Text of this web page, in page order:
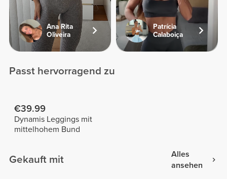
Ana Rita
Oliveira
Patrícia
Calaboiça
Passt hervorragend zu
€39.99
Dynamis Leggings mit
mittelhohem Bund
Gekauft mit
Alles
ansehen